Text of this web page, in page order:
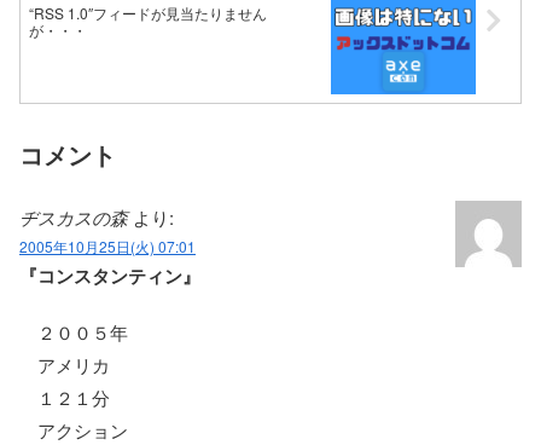
“RSS 1.0″フィードが見当たりません
が・・・
コメント
ヂスカスの森 より:
2005年10月25日(火) 07:01
『コンスタンティン』
２００５年
アメリカ
１２１分
アクション